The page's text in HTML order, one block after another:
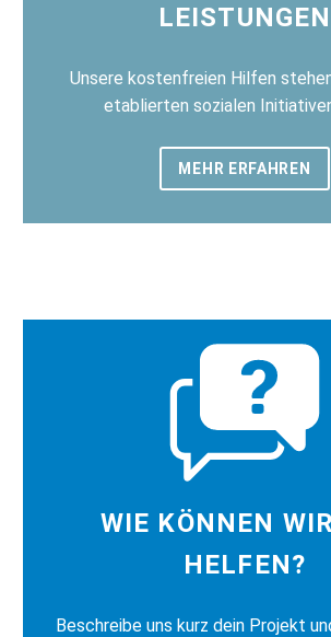
LEISTUNGEN
Unsere kostenfreien Hilfen
etablierten sozialen
MEHR ERFAHREN
WIE KÖNNEN
HELFEN?
Beschreibe uns kurz dein Projekt